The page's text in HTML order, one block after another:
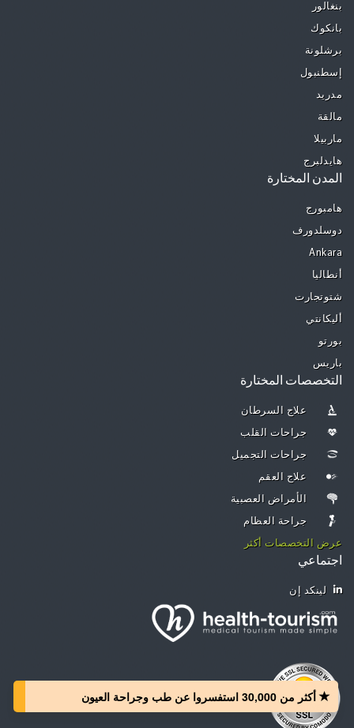
بنغالور
بانكوك
برشلونة
إسطنبول
مدريد
مالقة
ماربيلا
هايدلبرج
المدن المختارة
هامبورج
دوسلدورف
Ankara
أنطاليا
شتوتجارت
أليكانتي
بورتو
باريس
التخصصات المختارة
علاج السرطان
جراحات القلب
جراحات التجميل
علاج العقم
الأمراض العصبية
جراحة العظام
عرض التخصصات أكثر
اجتماعي
لينكد إن
أكثر من 30,000 استفسروا عن طب وجراحة العيون